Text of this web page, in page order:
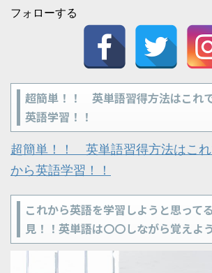
フォローする
超簡単！！ 英単語習得方法はこれ
英語学習！！
超簡単！！ 英単語習得方法はこれ
から英語学習！！
これから英語を学習しようと思って
見！！英単語は〇〇しながら覚えよ